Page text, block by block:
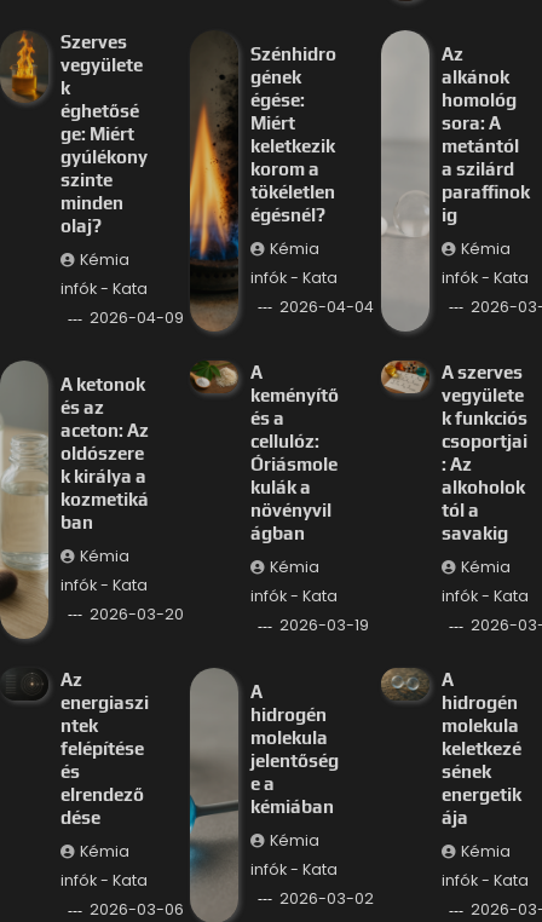
Szerves
vegyülete
k
éghetősé
ge: Miért
gyúlékony
szinte
minden
olaj?
Kémia
infók - Kata
2026-04-09
Szénhidro
gének
égése:
Miért
keletkezik
korom a
tökéletlen
égésnél?
Kémia
infók - Kata
2026-04-04
Az
alkánok
homológ
sora: A
metántól
a szilárd
paraffinok
ig
Kémia
infók - Kata
2026-
A ketonok
és az
aceton: Az
oldószere
k királya a
kozmetiká
ban
Kémia
infók - Kata
2026-03-20
A
keményítő
és a
cellulóz:
Óriásmole
kulák a
növényvil
ágban
Kémia
infók - Kata
2026-03-19
A szerves
vegyülete
k funkciós
csoportjai
: Az
alkoholok
tól a
savakig
Kémia
infók - Kata
2026-
Az
energiaszi
ntek
felépítése
és
elrendező
dése
Kémia
infók - Kata
2026-03-06
A
hidrogén
molekula
jelentőség
e a
kémiában
Kémia
infók - Kata
2026-03-02
A
hidrogén
molekula
keletkezé
sének
energetik
ája
Kémia
infók - Kata
2026-